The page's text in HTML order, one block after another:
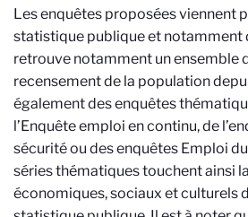
Les enquêtes proposées viennent
statistique publique et notamment
retrouve notamment un ensemble
recensement de la population
également des enquêtes
l’Enquête emploi en continu, de
sécurité ou des enquêtes Emploi
séries thématiques touchent ainsi
économiques, sociaux et culturels